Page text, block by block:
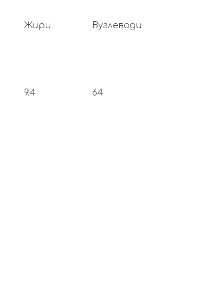
Жири Вуглеводи
9.4 64